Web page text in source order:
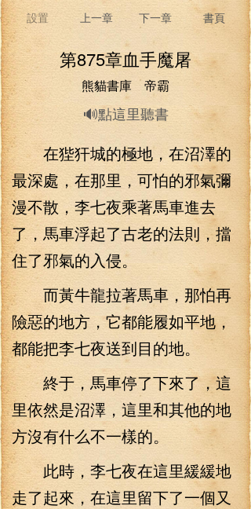
設置 上一章 下一章 書頁
第875章血手魔屠
熊貓書庫 帝霸
🔊點這里聽書
在狴犴城的極地，在沼澤的
最深處，在那里，可怕的邪氣彌
漫不散，李七夜乘著馬車進去
了，馬車浮起了古老的法則，擋
住了邪氣的入侵。
而黃牛龍拉著馬車，那怕再
險惡的地方，它都能履如平地，
都能把李七夜送到目的地。
終于，馬車停了下來了，這
里依然是沼澤，這里和其他的地
方沒有什么不一樣的。
此時，李七夜在這里緩緩地
走了起來，在這里留下了一個又